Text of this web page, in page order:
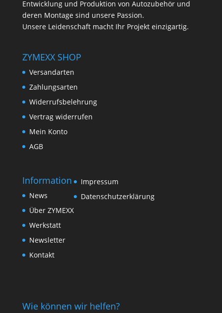
Entwicklung und Produktion von Autozubehör und
deren Montage sind unsere Passion.
Unsere Leidenschaft macht Ihr Projekt einzigartig.
ZYMEXX SHOP
Versandarten
Zahlungsarten
Widerrufsbelehrung
Vertrag widerrufen
Mein Konto
AGB
Information
News
Über ZYMEXX
Werkstatt
Newsletter
Kontakt
Impressum
Datenschutzerklärung
Wie können wir helfen?